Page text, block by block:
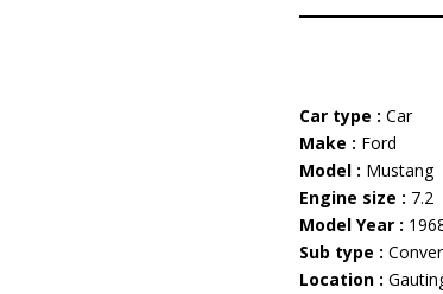
Car type : Car
Make : Ford
Model : Mustang
Engine size : 7.2
Model Year :
Sub type :
Location :